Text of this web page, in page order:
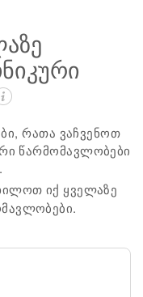
რათა ვაჩვენოთ
წარმომავლობები
იქ ყველაზე